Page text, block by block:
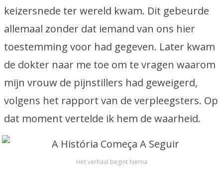
keizersnede ter wereld kwam. Dit gebeurde
allemaal zonder dat iemand van ons hier
toestemming voor had gegeven. Later kwam
de dokter naar me toe om te vragen waarom
mijn vrouw de pijnstillers had geweigerd,
volgens het rapport van de verpleegsters. Op
dat moment vertelde ik hem de waarheid.
Het verhaal begint hierna